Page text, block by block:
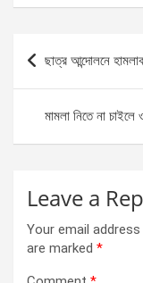
ce
o
o
k
se
g
er p
p
Post
navigation
ছাত্র আন্দোলনে
মামলা নিতে না
Leave a
Your email
are marked *